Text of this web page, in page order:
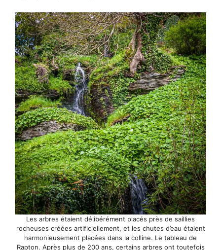
Les arbres étaient délibérément placés près de saillies
rocheuses créées artificiellement, et les chutes d’eau étaient
harmonieusement placées dans la colline. Le tableau de
Rapton. Après plus de 200 ans, certains arbres ont toutefois